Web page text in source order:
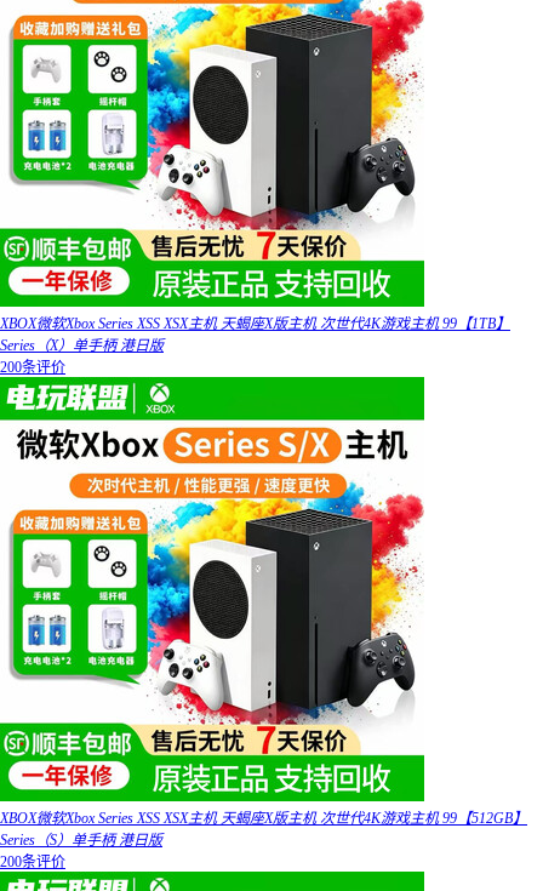
XBOX微软Xbox Series XSS XSX主机 天蝎座X版主机 次世代4K游戏主机 99【1TB】
Series（X）单手柄 港日版
200条评价
XBOX微软Xbox Series XSS XSX主机 天蝎座X版主机 次世代4K游戏主机 99【512GB】
Series（S）单手柄 港日版
200条评价